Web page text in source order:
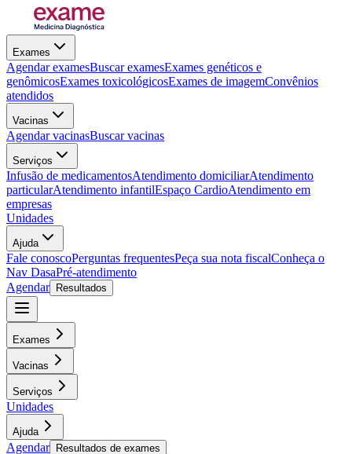
Exames
Agendar examesBuscar examesExames genéticos e
genômicosExames toxicológicosExames de imagemConvênios
atendidos
Vacinas
Agendar vacinasBuscar vacinas
Serviços
Infusão de medicamentosAtendimento domiciliarAtendimento
particularAtendimento infantilEspaço CardioAtendimento em
empresas
Unidades
Ajuda
Fale conoscoPerguntas frequentesPeça sua nota fiscalConheça o
Nav DasaPré-atendimento
Agendar
Resultados
Exames
Vacinas
Serviços
Unidades
Ajuda
Agendar Resultados de exames